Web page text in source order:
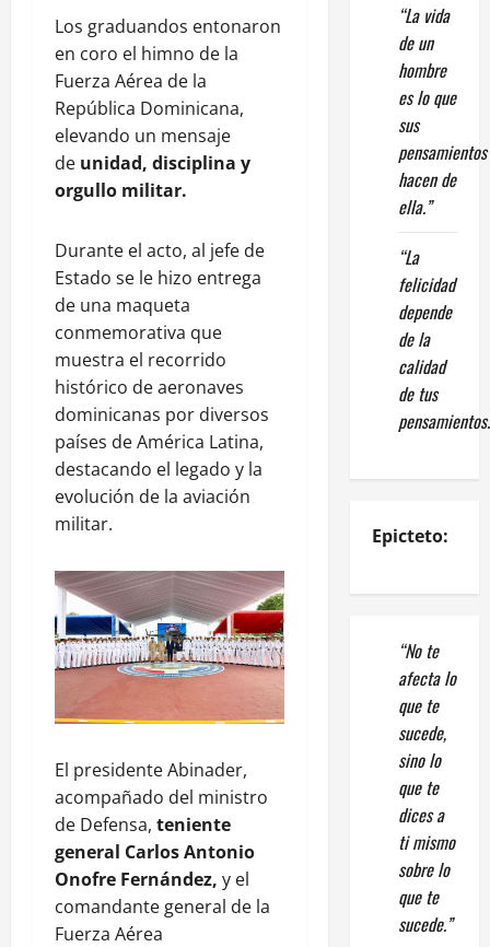
Los graduandos entonaron
en coro el himno de la
Fuerza Aérea de la
República Dominicana,
elevando un mensaje
de unidad, disciplina y
orgullo militar.
Durante el acto, al jefe de
Estado se le hizo entrega
de una maqueta
conmemorativa que
muestra el recorrido
histórico de aeronaves
dominicanas por diversos
países de América Latina,
destacando el legado y la
evolución de la aviación
militar.
El presidente Abinader,
acompañado del ministro
de Defensa, teniente
general Carlos Antonio
Onofre Fernández, y el
comandante general de la
Fuerza Aérea
“La vida
de un
hombre
es lo que
sus
pensamientos
hacen de
ella.”
“La
felicidad
depende
de la
calidad
de tus
Epicteto:
“No te
afecta lo
que te
sucede,
sino lo
que te
dices a
ti mismo
sobre lo
que te
sucede.”